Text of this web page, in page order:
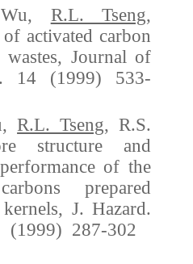
R.L. Tseng,
activated carbon
Journal of
14 (1999) 533-
R.L. Tseng, R.S.
structure and
of the
prepared
J. Hazard.
(1999) 287-302